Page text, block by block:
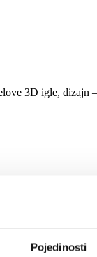
Pojedinosti
3D igle, dizajn
rubova